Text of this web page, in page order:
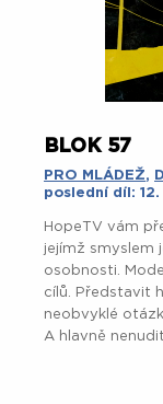
BLOK 57
PRO MLÁDEŽ,
poslední díl: 12.
HopeTV vám
jejímž smyslem
osobnosti.
cílů. Představit
neobvyklé
A hlavně